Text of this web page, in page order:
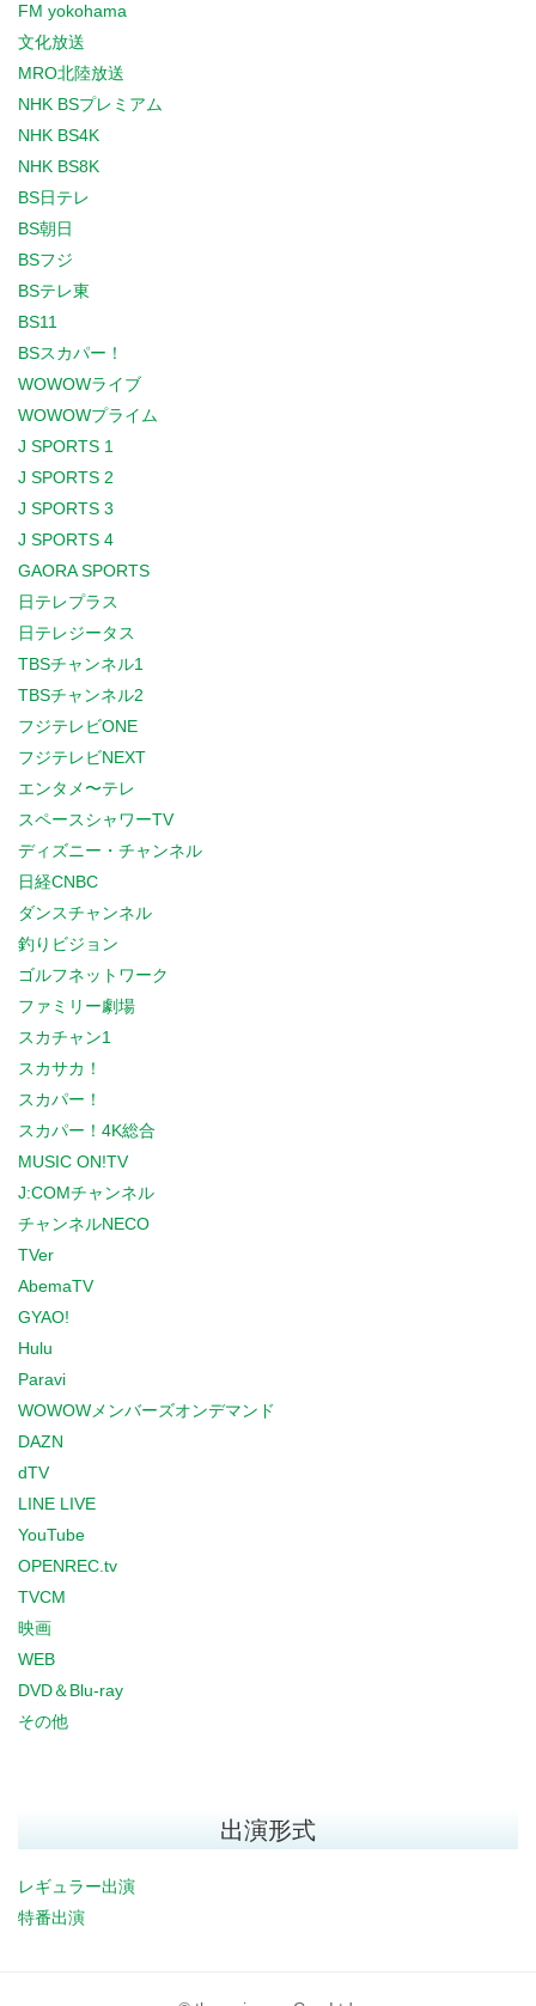
FM yokohama
文化放送
MRO北陸放送
NHK BSプレミアム
NHK BS4K
NHK BS8K
BS日テレ
BS朝日
BSフジ
BSテレ東
BS11
BSスカパー！
WOWOWライブ
WOWOWプライム
J SPORTS 1
J SPORTS 2
J SPORTS 3
J SPORTS 4
GAORA SPORTS
日テレプラス
日テレジータス
TBSチャンネル1
TBSチャンネル2
フジテレビONE
フジテレビNEXT
エンタメ〜テレ
スペースシャワーTV
ディズニー・チャンネル
日経CNBC
ダンスチャンネル
釣りビジョン
ゴルフネットワーク
ファミリー劇場
スカチャン1
スカサカ！
スカパー！
スカパー！4K総合
MUSIC ON!TV
J:COMチャンネル
チャンネルNECO
TVer
AbemaTV
GYAO!
Hulu
Paravi
WOWOWメンバーズオンデマンド
DAZN
dTV
LINE LIVE
YouTube
OPENREC.tv
TVCM
映画
WEB
DVD＆Blu-ray
その他
出演形式
レギュラー出演
特番出演